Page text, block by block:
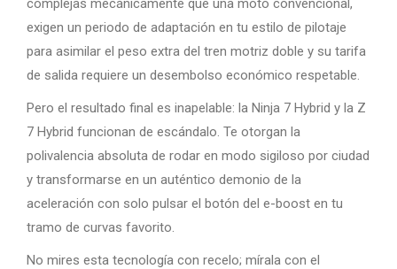
complejas mecánicamente que una moto convencional,
exigen un periodo de adaptación en tu estilo de pilotaje
para asimilar el peso extra del tren motriz doble y su tarifa
de salida requiere un desembolso económico respetable.
Pero el resultado final es inapelable: la Ninja 7 Hybrid y la Z
7 Hybrid funcionan de escándalo. Te otorgan la
polivalencia absoluta de rodar en modo sigiloso por ciudad
y transformarse en un auténtico demonio de la
aceleración con solo pulsar el botón del e-boost en tu
tramo de curvas favorito.
No mires esta tecnología con recelo; mírala con el